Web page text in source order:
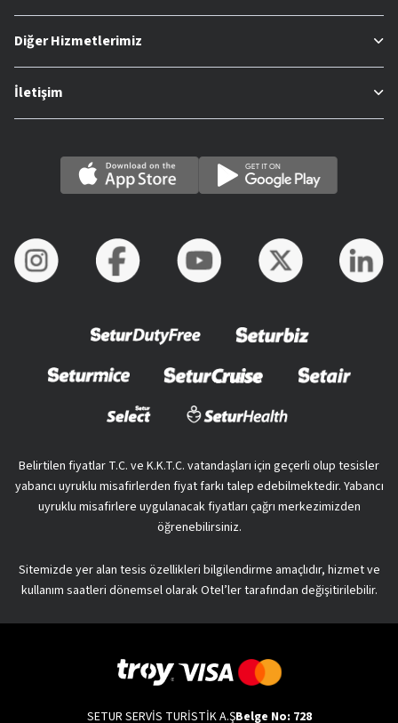
Diğer Hizmetlerimiz
İletişim
Belirtilen fiyatlar T.C. ve K.K.T.C. vatandaşları için geçerli olup tesisler
yabancı uyruklu misafirlerden fiyat farkı talep edebilmektedir. Yabancı
uyruklu misafirlere uygulanacak fiyatları çağrı merkezimizden
öğrenebilirsiniz.
Sitemizde yer alan tesis özellikleri bilgilendirme amaçlıdır, hizmet ve
kullanım saatleri dönemsel olarak Otel’ler tarafından değişitirilebilir.
SETUR SERVİS TURİSTİK A.ŞBelge No: 728